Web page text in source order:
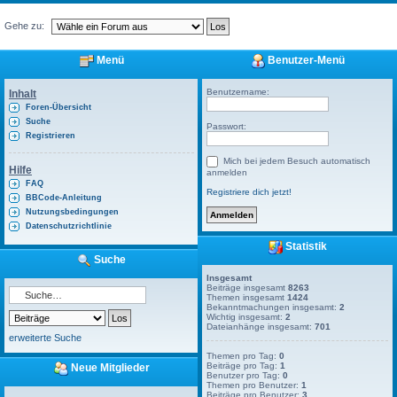
Gehe zu:
Menü
Inhalt
Foren-Übersicht
Suche
Registrieren
Hilfe
FAQ
BBCode-Anleitung
Nutzungsbedingungen
Datenschutzrichtlinie
Suche
erweiterte Suche
Neue Mitglieder
Benutzer-Menü
Benutzername:
Passwort:
Mich bei jedem Besuch automatisch
anmelden
Registriere dich jetzt!
Statistik
Insgesamt
Beiträge insgesamt8263
Themen insgesamt1424
Bekanntmachungen insgesamt:2
Wichtig insgesamt:2
Dateianhänge insgesamt:701
Themen pro Tag:0
Beiträge pro Tag:1
Benutzer pro Tag:0
Themen pro Benutzer:1
Beiträge pro Benutzer:3